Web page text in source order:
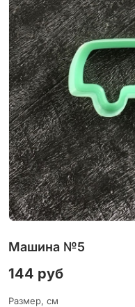
Машина №5
144 руб
Размер, см